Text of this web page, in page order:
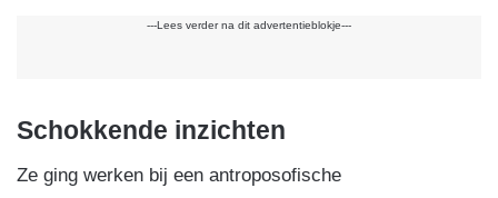
---Lees verder na dit advertentieblokje---
Schokkende inzichten
Ze ging werken bij een antroposofische